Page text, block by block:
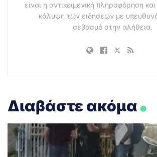
είναι η αντικειμενική πληροφόρηση
κάλυψη των ειδήσεων με
σεβασμό στην αλήθεια.
Διαβάστε ακόμα.